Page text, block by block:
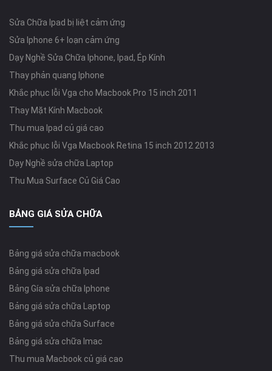
Sửa Chữa Ipad bị liệt cảm ứng
Sửa Iphone 6+ loạn cảm ứng
Dạy Nghề Sửa Chữa Iphone, Ipad, Ép Kính
Thay phản quang Iphone
Khắc phục lỗi Vga cho Macbook Pro 15 inch 2011
Thay Mặt Kính Macbook
Thu mua Ipad củ giá cao
Khắc phục lỗi Vga Macbook Retina 15 inch 2012 2013
Dạy Nghề sửa chữa Laptop
Thu Mua Surface Củ Giá Cao
BẢNG GIÁ SỬA CHỮA
Bảng giá sửa chữa macbook
Bảng giá sửa chữa Ipad
Bảng Gía sửa chữa Iphone
Bảng giá sửa chữa Laptop
Bảng giá sửa chữa Surface
Bảng giá sửa chữa Imac
Thu mua Macbook củ giá cao